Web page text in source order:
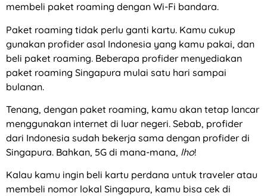
membeli paket roaming dengan Wi-Fi bandara.
Paket roaming tidak perlu ganti kartu. Kamu cukup
gunakan profider asal Indonesia yang kamu pakai, dan
beli paket roaming. Beberapa profider menyediakan
paket roaming Singapura mulai satu hari sampai
bulanan.
Tenang, dengan paket roaming, kamu akan tetap lancar
menggunakan internet di luar negeri. Sebab, profider
dari Indonesia sudah bekerja sama dengan profider di
Singapura. Bahkan, 5G di mana-mana, lho!
Kalau kamu ingin beli kartu perdana untuk traveler atau
membeli nomor lokal Singapura, kamu bisa cek di